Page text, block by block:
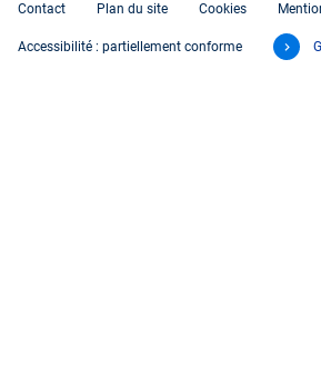
Contact Plan du site Cookies
Accessibilité : partiellement conforme